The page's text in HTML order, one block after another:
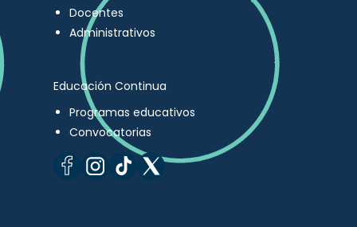
Docentes
Administrativos
Educación Continua
Programas educativos
Convocatorias